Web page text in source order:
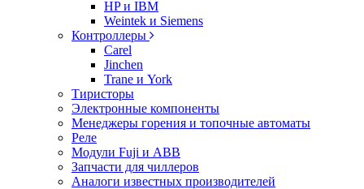
HP и IBM
Weintek и Siemens
Контроллеры
Carel
Jinchen
Trane и York
Тиристоры
Электронные компоненты
Менеджеры горения и топочные автоматы
Реле
Модули Fuji и ABB
Запчасти для чиллеров
Аналоги известных производителей